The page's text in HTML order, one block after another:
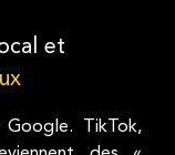
et
Google. TikTok,